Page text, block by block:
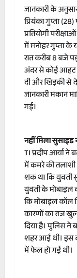
जानकारी के
प्रियंका गुप्ता
प्रतियोगी
में मनोहर गुप्ता के
रात करीब 8 बजे
अंदर से कोई आहट
दी और खिड़की से
जानकारी मकान
गई।
नहीं मिला सुसाइड
TI प्रदीप आर्या ने
में कमरे की
शक था कि युवती
युवती के मोबाइल
कि मोबाइल कॉल
कारणों का राज
दिया है। पुलिस ने
शहर आई थी। इस
में फेल हो गई थी।